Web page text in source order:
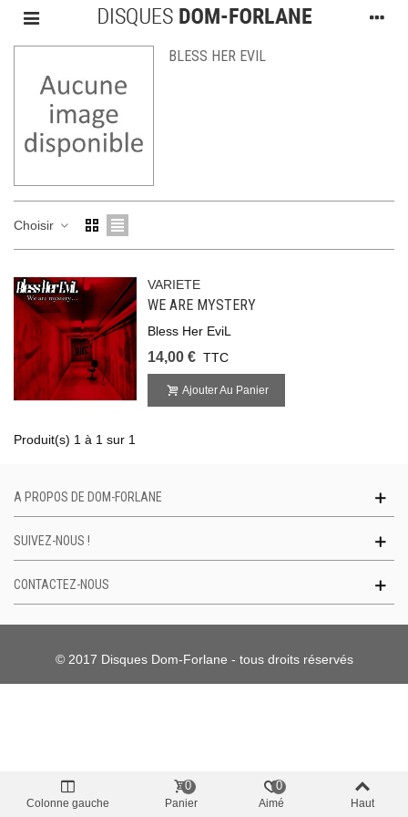
BLESS HER EVIL
Choisir
VARIETE
WE ARE MYSTERY
Bless Her EviL
14,00 € TTC
Ajouter Au Panier
Produit(s) 1 à 1 sur 1
A PROPOS DE DOM-FORLANE
SUIVEZ-NOUS !
CONTACTEZ-NOUS
© 2017 Disques Dom-Forlane - tous droits réservés
Colonne gauche Panier
0
Aimé
0
Haut